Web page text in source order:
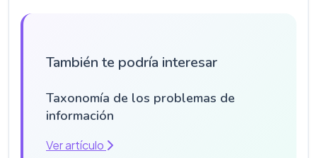
También te podría interesar
Taxonomía de los problemas de
información
Ver artículo